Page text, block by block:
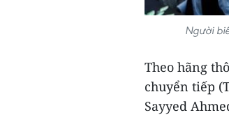
Người
Theo hãng
chuyển tiếp
Sayyed